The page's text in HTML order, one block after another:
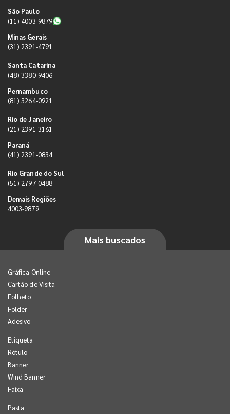
São Paulo
(11) 4003-9879
Minas Gerais
(31) 2391-4791
Santa Catarina
(48) 3380-9406
Pernambuco
(81) 3264-0921
Rio de Janeiro
(21) 2391-3161
Paraná
(41) 2391-0834
Rio Grande do Sul
(51) 2797-0488
Demais Regiões
4003-9879
Mais buscados
Gráfica Online
Cartão de Visita
Folheto
Folder
Adesivo
Etiqueta
Rótulo
Banner
Wind Banner
Faixa
Pasta